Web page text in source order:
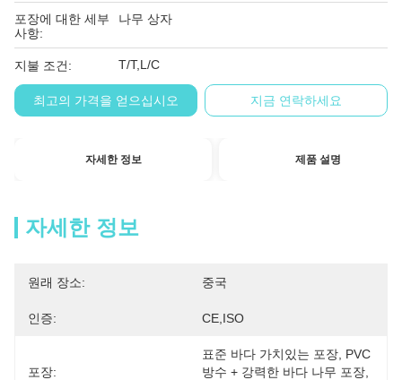
포장에 대한 세부
사항:
나무 상자
지불 조건: T/T,L/C
최고의 가격을 얻으십시오 지금 연락하세요
자세한 정보 제품 설명
자세한 정보
원래 장소: 중국
인증: CE,ISO
포장:
표준 바다 가치있는 포장, PVC
방수 + 강력한 바다 나무 포장,